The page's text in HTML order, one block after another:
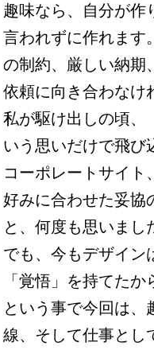
趣味なら、自分が作
言われずに作れます
の制約、厳しい納期
依頼に向き合わなけ
私が駆け出しの頃、
いう思いだけで飛び
コーポレートサイト
好みに合わせた妥協
と、何度も思いまし
でも、今もデザイン
「覚悟」を持てたか
という事で今回は、
線、そして仕事とし